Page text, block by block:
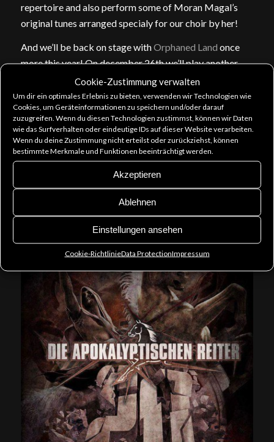
Cookie-Zustimmung verwalten
Um dir ein optimales Erlebnis zu bieten, verwenden wir Technologien wie
Cookies, um Geräteinformationen zu speichern und/oder darauf
zuzugreifen. Wenn du diesen Technologien zustimmst, können wir Daten
wie das Surfverhalten oder eindeutige IDs auf dieser Website verarbeiten.
Wenn du deine Zustimmung nicht erteilst oder zurückziehst, können
bestimmte Merkmale und Funktionen beeinträchtigt werden.
Akzeptieren
Ablehnen
Einstellungen ansehen
Cookie-RichtlinieData ProtectionImpressum
repertoire and also perform some of Moran Magal’s
original tunes arranged specialy for our choir by her!
And we’ll be back on stage withOrphaned Land once
more this year! On december 26th we’ll play another
acoustic set in Jena.